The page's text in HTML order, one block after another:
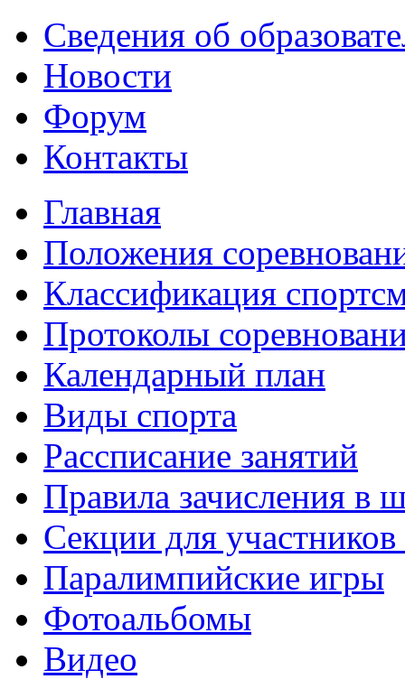
Сведения об
Новости
Форум
Контакты
Главная
Положения
Классификация
Протоколы
Календарный план
Виды спорта
Рассписание занятий
Правила зачисления в
Секции для
Паралимпийские игры
Фотоальбомы
Видео